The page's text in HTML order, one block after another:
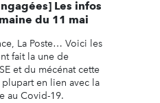
Les infos
du 11 mai
La Poste… Voici les
fait la une de
et du mécénat cette
en lien avec la
au Covid-19.